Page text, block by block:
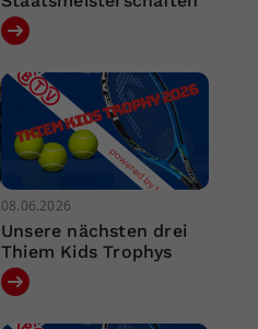
08.06.2026
Unsere nächsten drei
Thiem Kids Trophys